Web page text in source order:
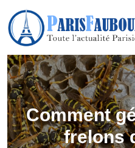
Comment
frelons